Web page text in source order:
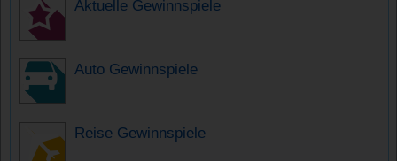
Aktuelle Gewinnspiele
Auto Gewinnspiele
Reise Gewinnspiele